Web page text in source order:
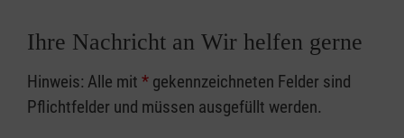
Ihre Nachricht an Wir helfen gerne
Hinweis: Alle mit * gekennzeichneten Felder sind
Pflichtfelder und müssen ausgefüllt werden.